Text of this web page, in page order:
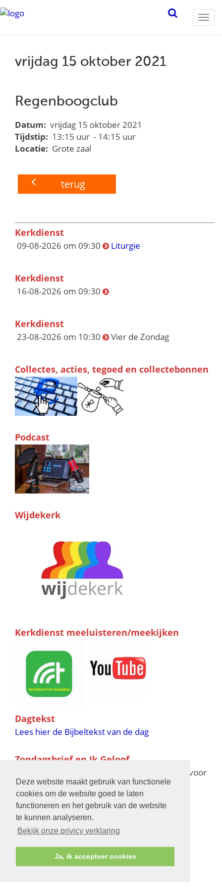
Deze website maakt gebruik van functionele
cookies om de website goed te laten
functioneren en het gebruik van de website
te kunnen analyseren.
Bekijk onze privicy verklaring
Ja, ik accepteer cookies
vrijdag 15 oktober 2021
Regenboogclub
Datum: vrijdag 15 oktober 2021
Tijdstip: 13:15 uur - 14:15 uur
Locatie: Grote zaal
terug
Kerkdienst
09-08-2026 om 09:30 Liturgie
Kerkdienst
16-08-2026 om 09:30
Kerkdienst
23-08-2026 om 10:30 Vier de Zondag
Collectes, acties, tegoed en collectebonnen
Podcast
Wijdekerk
Kerkdienst meeluisteren/meekijken
Dagtekst
Lees hier de Bijbeltekst van de dag
Zondagsbrief en Ik Geloof
voor
de verschijningsdata in 2025 en 2026
Bijbelschool